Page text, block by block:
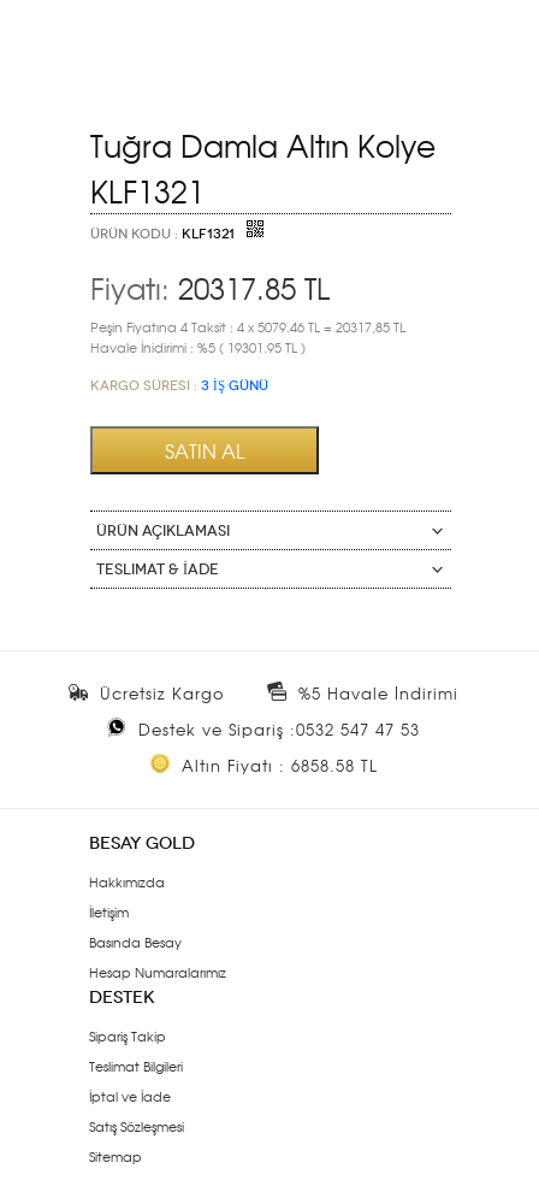
Tuğra Damla Altın Kolye
KLF1321
ÜRÜN KODU : KLF1321
Fiyatı: 20317.85 TL
Peşin Fiyatına 4 Taksit : 4 x 5079.46 TL = 20317,85 TL
Havale İnidirimi : %5 ( 19301.95 TL )
Kargo Süresi : 3 İŞ GÜNÜ
ÜRÜN AÇIKLAMASI
Teslimat & İade
Ücretsiz Kargo
%5 Havale İndirimi
Destek ve Sipariş :0532 547 47 53
Altın Fiyatı : 6858.58 TL
BESAY GOLD
Hakkımızda
İletişim
Basında Besay
Hesap Numaralarımız
DESTEK
Sipariş Takip
Teslimat Bilgileri
İptal ve İade
Satış Sözleşmesi
Sitemap